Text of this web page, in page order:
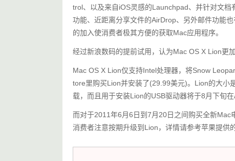
trol、以及来自iOS灵感的Launchpad、并针对文档
功能、近距离分享文件的AirDrop、另外邮件功能
的加入使消费者极其方便的获取Mac应用程序。
经过新浪数码的提前试用，认为Mac OS X Lion更
Mac OS X Lion仅支持Intel处理器，将Snow
tore里购买Lion并安装了(29.99美元)。Lion的大小
载，而且用于安装Lion的USB驱动器将于8月下旬
而对于2011年6月6日到7月20日之间购买全新
消费者注意按期升级到Lion，详情请参考苹果提供